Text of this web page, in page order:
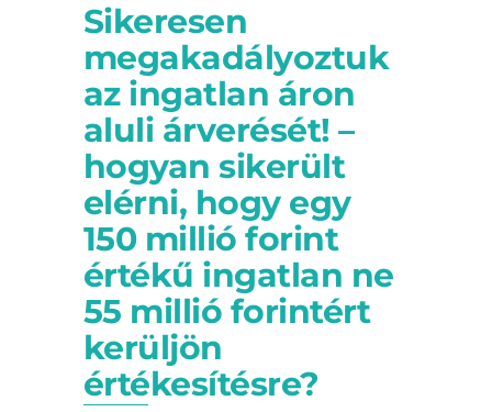
Sikeresen
megakadályoztuk
az ingatlan áron
aluli árverését! –
hogyan sikerült
elérni, hogy egy
150 millió forint
értékű ingatlan ne
55 millió forintért
kerüljön
értékesítésre?